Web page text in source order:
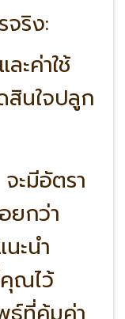
จริง:
ะค่าใช้
สินใจปลูก
ะมีอัตรา
ยกว่า
ะนำ
ณไว้